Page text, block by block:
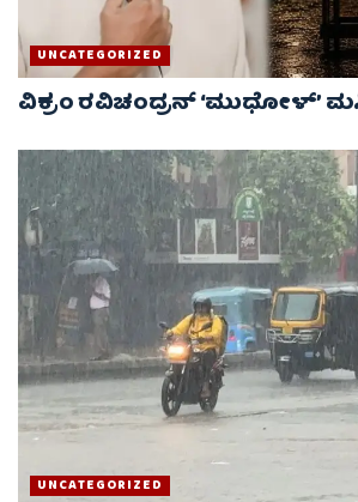
UNCATEGORIZED
ವಿಕ್ರಂ ರವಿಚಂದ್ರನ್ ‘ಮುಧೋಳ್’
UNCATEGORIZED